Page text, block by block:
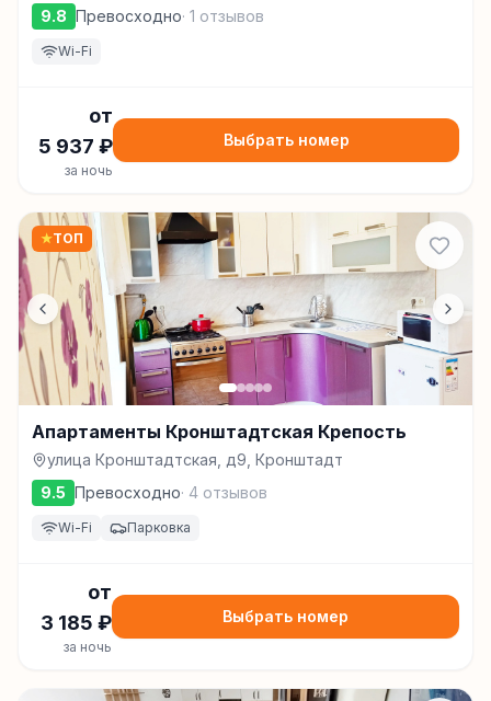
9.8 Превосходно· 1 отзывов
Wi-Fi
от
5 937 ₽
за ночь
Выбрать номер
★ТОП
Апартаменты Кронштадтская Крепость
улица Кронштадтская, д9, Кронштадт
9.5 Превосходно· 4 отзывов
Wi-Fi Парковка
от
3 185 ₽
за ночь
Выбрать номер